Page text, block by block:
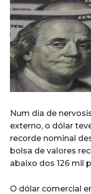
Num dia de
externo, o dólar
recorde nominal
bolsa de valores
abaixo dos 126 mil
O dólar comercial